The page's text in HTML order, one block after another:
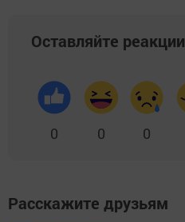
Оставляйте реакции
0 0 0
Расскажите друзьям